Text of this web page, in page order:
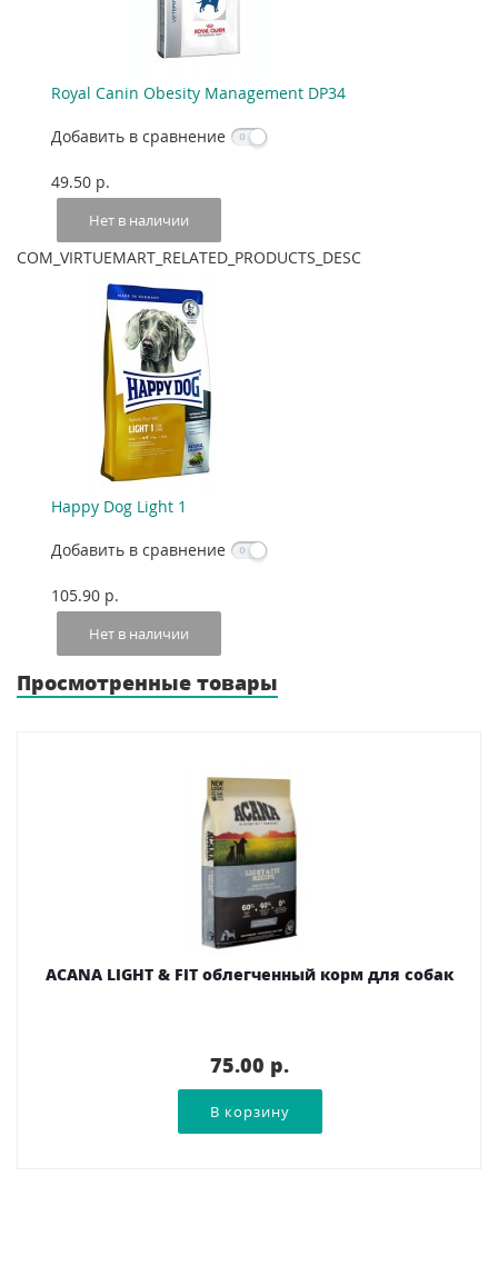
Royal Canin Obesity Management DP34
Добавить в сравнение
49.50 p.
Нет в наличии
COM_VIRTUEMART_RELATED_PRODUCTS_DESC
Happy Dog Light 1
Добавить в сравнение
105.90 p.
Нет в наличии
Просмотренные товары
ACANA LIGHT & FIT облегченный корм для собак
75.00 p.